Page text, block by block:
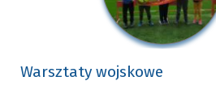
Warsztaty wojskowe